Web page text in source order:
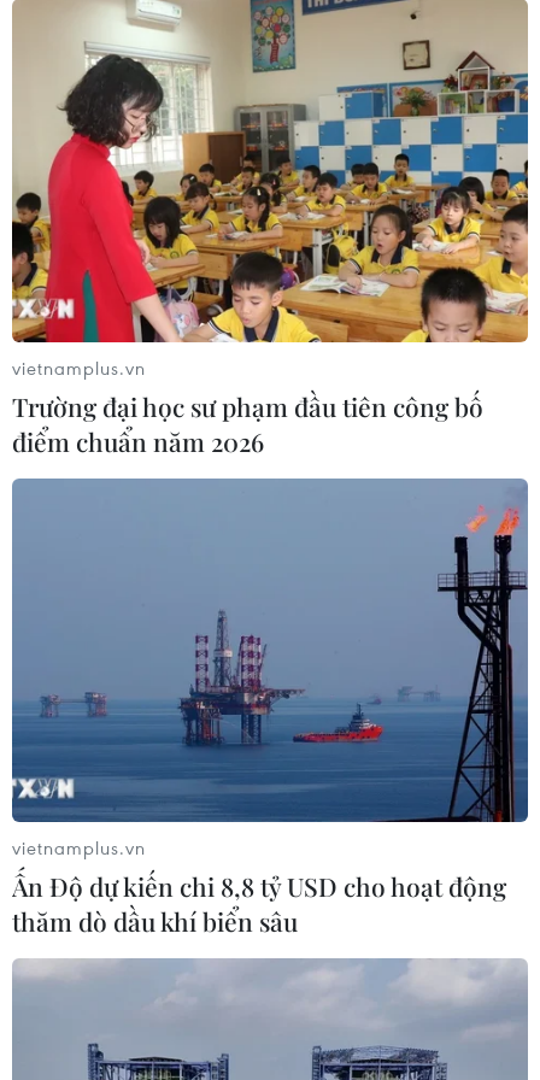
vietnamplus.vn
Trường đại học sư phạm đầu tiên công bố
điểm chuẩn năm 2026
vietnamplus.vn
Ấn Độ dự kiến chi 8,8 tỷ USD cho hoạt động
thăm dò dầu khí biển sâu